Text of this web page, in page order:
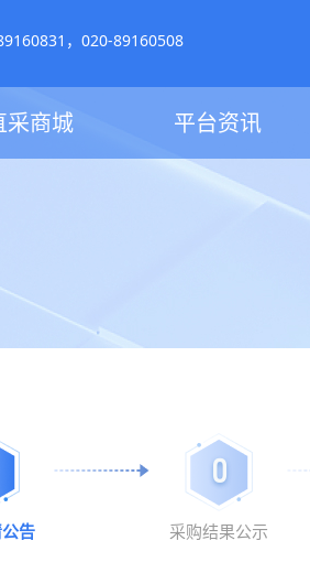
，020-89160508
采商城 平台资讯
告
0
采购结果公示